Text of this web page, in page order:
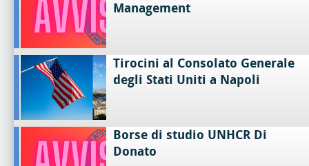
Management
Tirocini al Consolato Generale
degli Stati Uniti a Napoli
Borse di studio UNHCR Di
Donato